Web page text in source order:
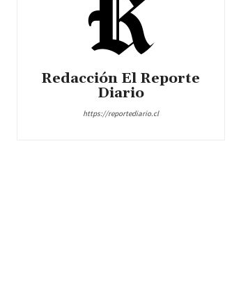
Redacción El Reporte
Diario
https://reportediario.cl